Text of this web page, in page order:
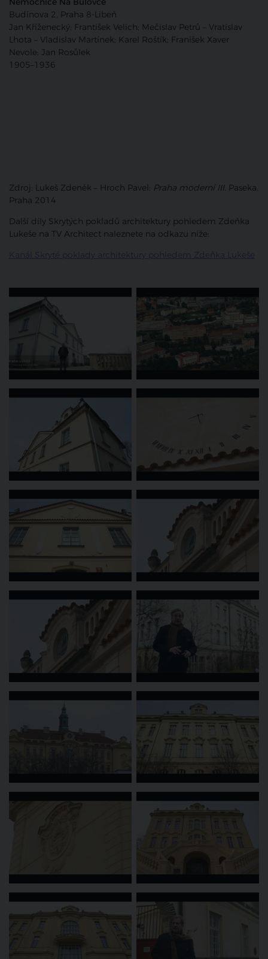
Budínova 2, Praha 8-Libeň
Jan Kříženecký; František Velich; Mečislav Petrů – Vratislav
Lhota – Vladislav Martínek; Karel Roštík; Franišek Xaver
Nevole; Jan Rosůlek
1905–1936
Zdroj: Lukeš Zdeněk – Hroch Pavel: Praha moderní III. Paseka.
Praha 2014
Další díly Skrytých pokladů architektury pohledem Zdeňka
Lukeše na TV Architect naleznete na odkazu níže:
Kanál Skryté poklady architektury pohledem Zdeňka Lukeše